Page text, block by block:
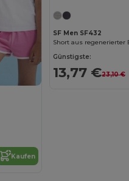
Kaufen
SF Men SF432
Günstigste:
13,77 €23,10 €